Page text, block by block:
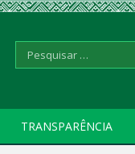
Pesquisar
TRANSPARÊNCIA